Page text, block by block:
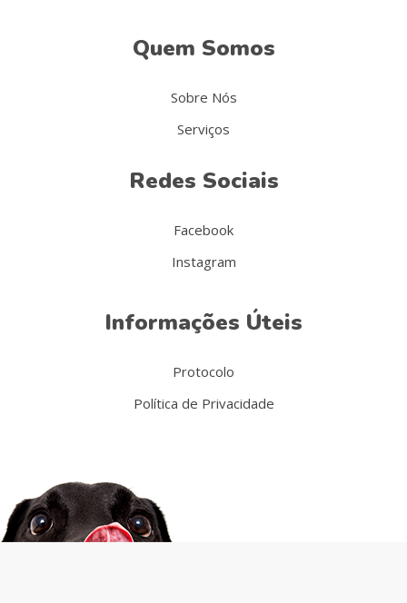
Quem Somos
Sobre Nós
Serviços
Redes Sociais
Facebook
Instagram
Informações Úteis
Protocolo
Política de Privacidade